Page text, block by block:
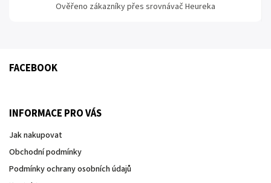
Ověřeno zákazníky přes srovnávač Heureka
FACEBOOK
INFORMACE PRO VÁS
Jak nakupovat
Obchodní podmínky
Podmínky ochrany osobních údajů